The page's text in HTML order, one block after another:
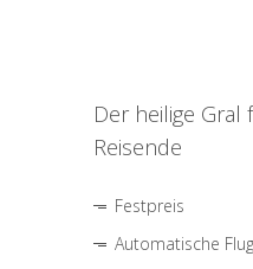
Der heilige
Reisende
Festpreis
Automatische